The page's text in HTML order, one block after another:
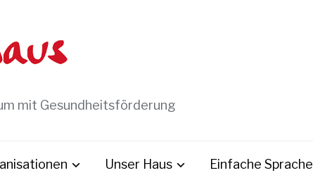
mit Gesundheitsförderung
Unser Haus Einfache Sprache